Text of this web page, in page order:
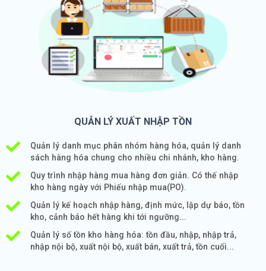
QUẢN LÝ XUẤT NHẬP TỒN
Quản lý danh mục phân nhóm hàng hóa, quản lý danh
sách hàng hóa chung cho nhiều chi nhánh, kho hàng.
Quy trình nhập hàng mua hàng đơn giản. Có thế nhập
kho hàng ngày với Phiếu nhập mua(PO).
Quản lý kế hoạch nhập hàng, định mức, lập dự báo, tồn
kho, cảnh báo hết hàng khi tới ngưỡng...
Quản lý số tồn kho hàng hóa: tồn đầu, nhập, nhập trả,
nhập nội bộ, xuất nội bộ, xuất bán, xuất trả, tồn cuối...